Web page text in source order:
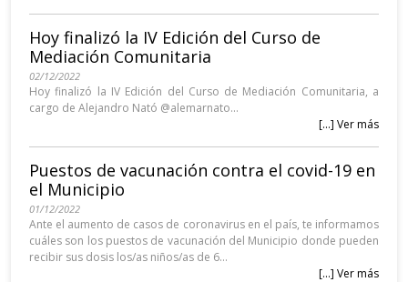
Hoy finalizó la IV Edición del Curso de
Mediación Comunitaria
02/12/2022
Hoy finalizó la IV Edición del Curso de Mediación Comunitaria, a
cargo de Alejandro Nató @alemarnato...
[...] Ver más
Puestos de vacunación contra el covid-19 en
el Municipio
01/12/2022
Ante el aumento de casos de coronavirus en el país, te informamos
cuáles son los puestos de vacunación del Municipio donde pueden
recibir sus dosis los/as niños/as de 6...
[...] Ver más